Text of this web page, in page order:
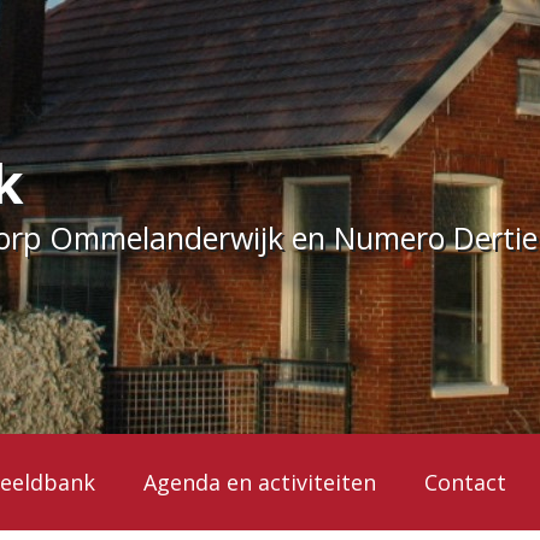
Ommelanderwijk en Numero
Agenda en activiteiten Contact